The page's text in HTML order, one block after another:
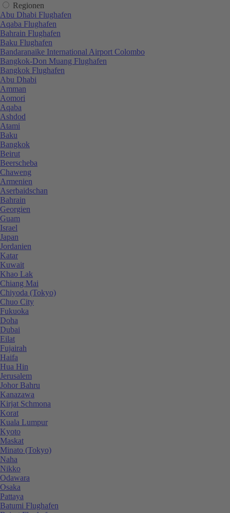
Regionen
Abu Dhabi Flughafen
Aqaba Flughafen
Bahrain Flughafen
Baku Flughafen
Bandaranaike International Airport Colombo
Bangkok-Don Muang Flughafen
Bangkok Flughafen
Abu Dhabi
Amman
Aomori
Aqaba
Ashdod
Atami
Baku
Bangkok
Beirut
Beerscheba
Chaweng
Armenien
Aserbaidschan
Bahrain
Georgien
Guam
Israel
Japan
Jordanien
Katar
Kuwait
Khao Lak
Chiang Mai
Chiyoda (Tokyo)
Chuo City
Fukuoka
Doha
Dubai
Eilat
Fujairah
Haifa
Hua Hin
Jerusalem
Johor Bahru
Kanazawa
Kirjat Schmona
Korat
Kuala Lumpur
Kyoto
Maskat
Minato (Tokyo)
Naha
Nikko
Odawara
Osaka
Pattaya
Batumi Flughafen